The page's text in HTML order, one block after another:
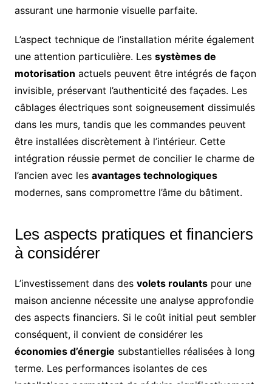
assurant une harmonie visuelle parfaite.
L’aspect technique de l’installation mérite également
une attention particulière. Les systèmes de
motorisation actuels peuvent être intégrés de façon
invisible, préservant l’authenticité des façades. Les
câblages électriques sont soigneusement dissimulés
dans les murs, tandis que les commandes peuvent
être installées discrètement à l’intérieur. Cette
intégration réussie permet de concilier le charme de
l’ancien avec les avantages technologiques
modernes, sans compromettre l’âme du bâtiment.
Les aspects pratiques et financiers
à considérer
L’investissement dans des volets roulantspour une
maison ancienne nécessite une analyse approfondie
des aspects financiers. Si le coût initial peut sembler
conséquent, il convient de considérer les
économies d’énergie substantielles réalisées à long
terme. Les performances isolantes de ces